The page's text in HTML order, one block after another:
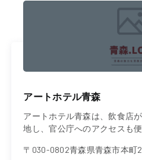
アートホテル青森
アートホテル青森は、飲食店
地し、官公庁へのアクセスも便
〒030-0802青森県青森市本町